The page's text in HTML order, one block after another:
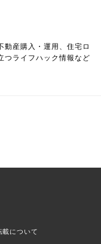
動産購入・運用、住宅ロ
つライフハック情報など
載について